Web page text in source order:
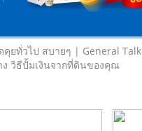
คุยทั่วไป สบายๆ | General Talk
วิธีปั้มเงินจากที่ดินของคุณ